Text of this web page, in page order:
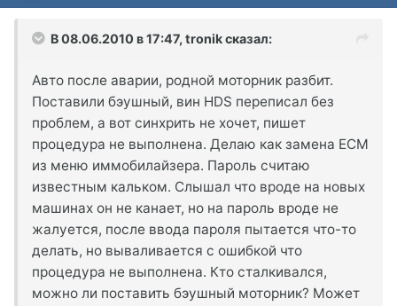
В 08.06.2010 в 17:47, tronik сказал:
Авто после аварии, родной моторник разбит.
Поставили бэушный, вин HDS переписал без
проблем, а вот синхрить не хочет, пишет
процедура не выполнена. Делаю как замена ECM
из меню иммобилайзера. Пароль считаю
известным кальком. Слышал что вроде на новых
машинах он не канает, но на пароль вроде не
жалуется, после ввода пароля пытается что-то
делать, но вываливается с ошибкой что
процедура не выполнена. Кто сталкивался,
можно ли поставить бэушный моторник? Может